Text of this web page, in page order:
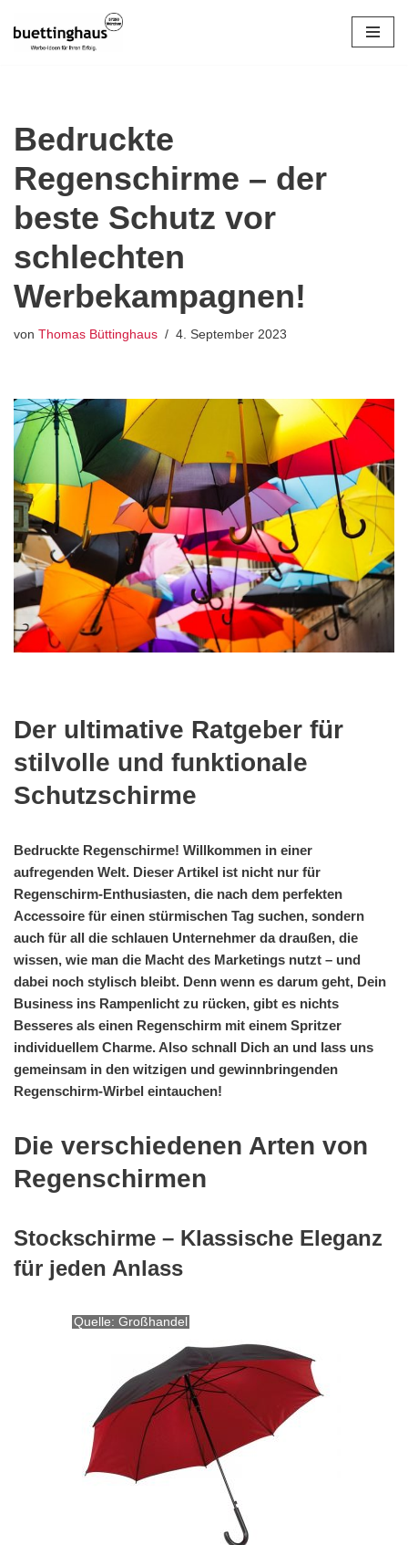
Zum
Bedruckte
Regenschirme – der
beste Schutz vor
schlechten
Werbekampagnen!
von Thomas Büttinghaus 4. September 2023
Der ultimative Ratgeber für
stilvolle und funktionale
Schutzschirme
Bedruckte Regenschirme! Willkommen in einer
aufregenden Welt. Dieser Artikel ist nicht nur für
Regenschirm-Enthusiasten, die nach dem perfekten
Accessoire für einen stürmischen Tag suchen, sondern
auch für all die schlauen Unternehmer da draußen, die
wissen, wie man die Macht des Marketings nutzt – und
dabei noch stylisch bleibt. Denn wenn es darum geht, Dein
Business ins Rampenlicht zu rücken, gibt es nichts
Besseres als einen Regenschirm mit einem Spritzer
individuellem Charme. Also schnall Dich an und lass uns
gemeinsam in den witzigen und gewinnbringenden
Regenschirm-Wirbel eintauchen!
Die verschiedenen Arten von
Regenschirmen
Stockschirme – Klassische Eleganz
für jeden Anlass
Quelle: Großhandel